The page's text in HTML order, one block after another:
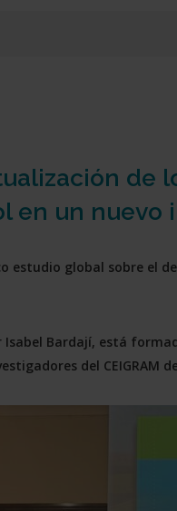
de
en un nuevo
estudio global sobre el
Bardají, está
del CEIGRAM